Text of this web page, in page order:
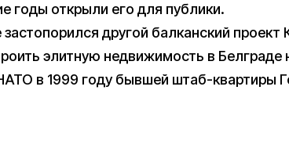
годы открыли его для публики.
другой балканский
элитную недвижимость в Белграде
в 1999 году бывшей штаб-квартиры